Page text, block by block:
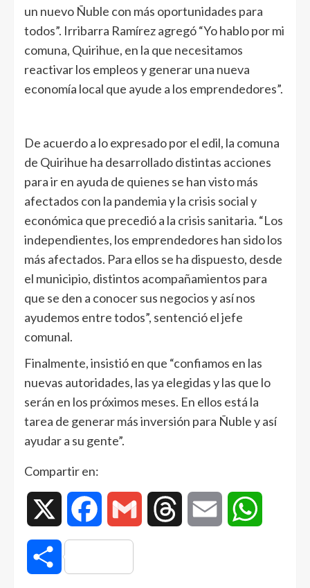
un nuevo Ñuble con más oportunidades para
todos”. Irribarra Ramírez agregó “Yo hablo por mi
comuna, Quirihue, en la que necesitamos
reactivar los empleos y generar una nueva
economía local que ayude a los emprendedores”.
De acuerdo a lo expresado por el edil, la comuna
de Quirihue ha desarrollado distintas acciones
para ir en ayuda de quienes se han visto más
afectados con la pandemia y la crisis social y
económica que precedió a la crisis sanitaria. “Los
independientes, los emprendedores han sido los
más afectados. Para ellos se ha dispuesto, desde
el municipio, distintos acompañamientos para
que se den a conocer sus negocios y así nos
ayudemos entre todos”, sentenció el jefe
comunal.
Finalmente, insistió en que “confiamos en las
nuevas autoridades, las ya elegidas y las que lo
serán en los próximos meses. En ellos está la
tarea de generar más inversión para Ñuble y así
ayudar a su gente”.
Compartir en:
Facebook Gmail Threads Email
Compartir